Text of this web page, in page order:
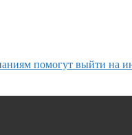
помогут выйти на